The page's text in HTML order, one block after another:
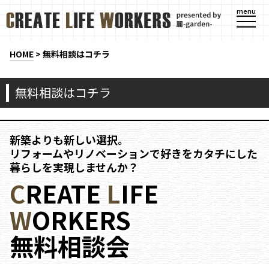
menu
HOME > 無料相談はコチラ
無料相談はコチラ
新築よりも新しい選択。
リフォームやリノベーションで好きをカタチにした
暮らしを実現しませんか？
CREATELIFE
WORKERS
無料相談会